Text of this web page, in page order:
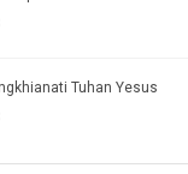
Tuhan Yesus